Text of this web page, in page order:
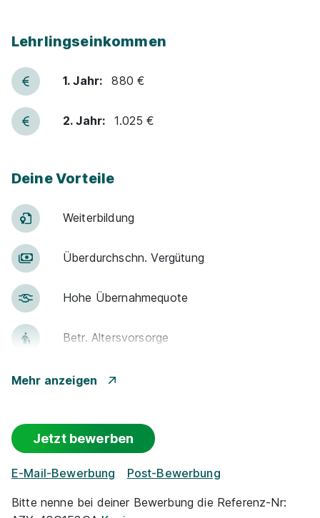
Lehrlingseinkommen
1. Jahr: 880 €
2. Jahr: 1.025 €
Deine Vorteile
Weiter­bildung
Über­durch­schn. Ver­gü­tung
Hohe Über­nah­me­quote
Betr. Alters­vor­sorge
Gute An­bin­dung
Flexible Arbeitszeit
(Optionaler) Auslandsaufenthalt
Mehr anzeigen
Jetzt bewerben
E-Mail-Bewerbung Post-Bewerbung
Bitte nenne bei deiner Bewerbung die Referenz-Nr: